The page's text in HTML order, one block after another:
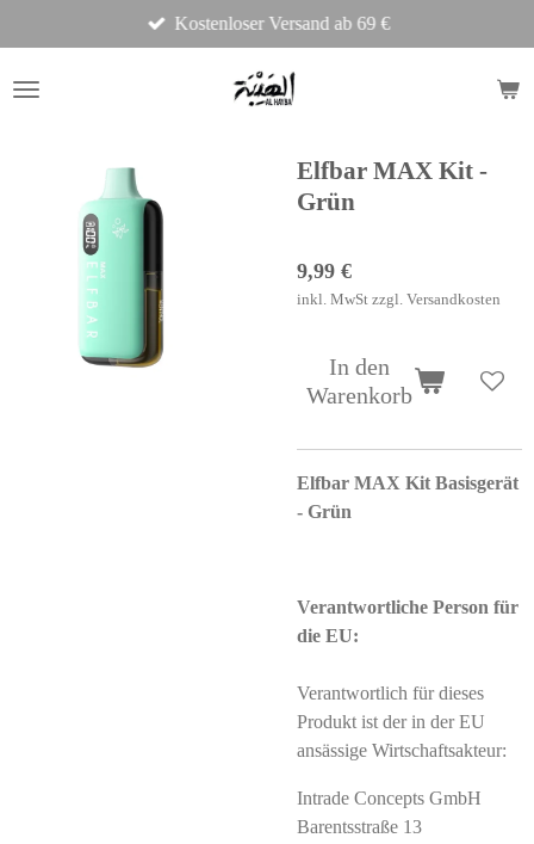
Hauptinhalt
springen
Kostenloser Versand ab 69 €
Elfbar MAX Kit -
Grün
9,99 €
inkl. MwSt zzgl. Versandkosten
In den
Warenkorb
Elfbar MAX Kit Basisgerät
- Grün
Verantwortliche Person für
die EU:
Verantwortlich für dieses
Produkt ist der in der EU
ansässige Wirtschaftsakteur:
Intrade Concepts GmbH
Barentsstraße 13